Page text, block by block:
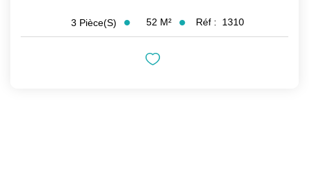
3 Pièce(s) 52 M² Réf : 1310